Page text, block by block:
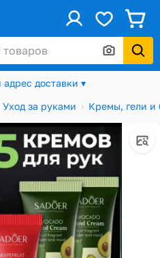
адрес доставки ▾
Уход за руками Кремы, гели и